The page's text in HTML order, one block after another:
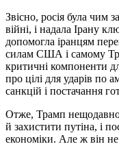
Звісно, росія була чим
війні, і надала Ірану
допомогла іранцям
силам США і самому
критичні компоненти
про цілі для ударів по
санкцій і постачання
Отже, Трамп
й захистити путіна, і
економіки. Але ж він